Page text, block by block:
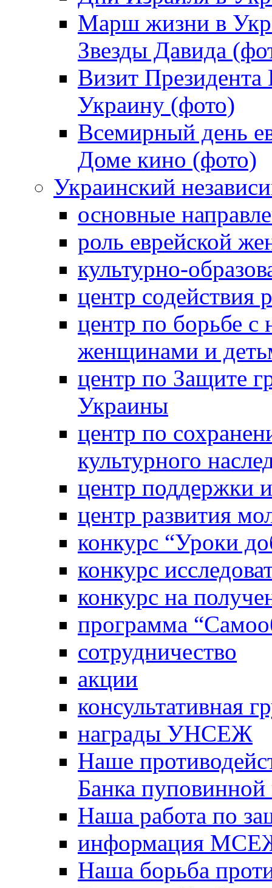
Марш жизни в
Звезды Давида
Визит
Украину (фото)
Всемирный день
Доме кино (фото)
Украинский
основные
роль еврейской
культурно-
центр содействия
центр по борьбе с
женщинами и
центр по Защите
Украины
центр по
культурного
центр поддержки
центр развития
конкурс “Уроки
конкурс
конкурс на
программа
сотрудничество
акции
консультативная
награды УНСЕЖ
Наше
Банка
Наша работа по
информация
Наша борьба